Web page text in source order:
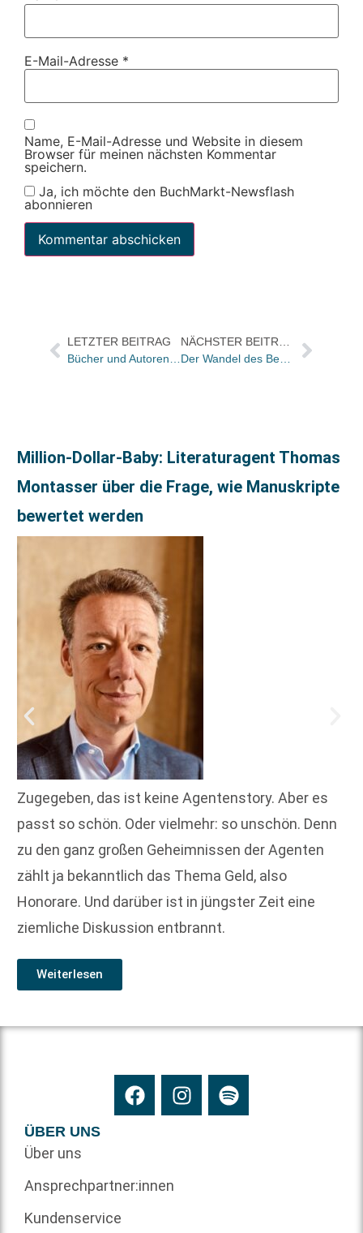
E-Mail-Adresse *
Name, E-Mail-Adresse und Website in diesem
Browser für meinen nächsten Kommentar
speichern.
Ja, ich möchte den BuchMarkt-Newsflash
abonnieren
LETZTER BEITRAG
Million-Dollar-Baby: Literaturagent Thomas
Montasser über die Frage, wie Manuskripte
bewertet werden
Zugegeben, das ist keine Agentenstory. Aber es
passt so schön. Oder vielmehr: so unschön. Denn
zu den ganz großen Geheimnissen der Agenten
zählt ja bekanntlich das Thema Geld, also
Honorare. Und darüber ist in jüngster Zeit eine
ziemliche Diskussion entbrannt.
Weiterlesen
ÜBER UNS
Über uns
Ansprechpartner:innen
Kundenservice